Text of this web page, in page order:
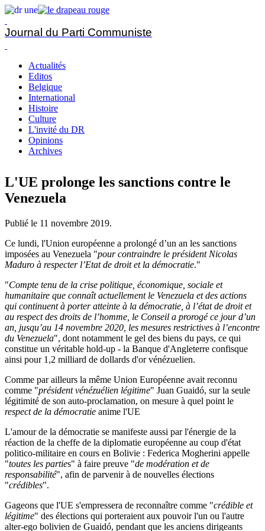
Journal du Parti Communiste
Actualités
Editos
Belgique
International
Histoire
Culture
L'invité du DR
Opinions
Archives
L'UE prolonge les sanctions contre le
Venezuela
Publié le 11 novembre 2019.
Ce lundi, l'Union européenne a prolongé d’un an les sanctions
imposées au Venezuela "pour contraindre le président Nicolas
Maduro à respecter l’Etat de droit et la démocratie."
"Compte tenu de la crise politique, économique, sociale et
humanitaire que connaît actuellement le Venezuela et des actions
qui continuent à porter atteinte à la démocratie, à l’état de droit et
au respect des droits de l’homme, le Conseil a prorogé ce jour d’un
an, jusqu’au 14 novembre 2020, les mesures restrictives à l’encontre
du Venezuela", dont notamment le gel des biens du pays, ce qui
constitue un véritable hold-up - la Banque d'Angleterre confisque
ainsi pour 1,2 milliard de dollards d'or vénézuelien.
Comme par ailleurs la même Union Européenne avait reconnu
comme "président vénézuélien légitime" Juan Guaidó, sur la seule
légitimité de son auto-proclamation, on mesure à quel point le
respect de la démocratie anime l'UE
L'amour de la démocratie se manifeste aussi par l'énergie de la
réaction de la cheffe de la diplomatie européenne au coup d'état
politico-militaire en cours en Bolivie : Federica Mogherini appelle
"toutes les parties" à faire preuve "de modération et de
responsabilité", afin de parvenir à de nouvelles élections
"crédibles".
Gageons que l'UE s'empressera de reconnaître comme "crédible et
légitime" des élections qui porteraient aux pouvoir l'un ou l'autre
alter-ego bolivien de Guaidó, pendant que les anciens dirigeants